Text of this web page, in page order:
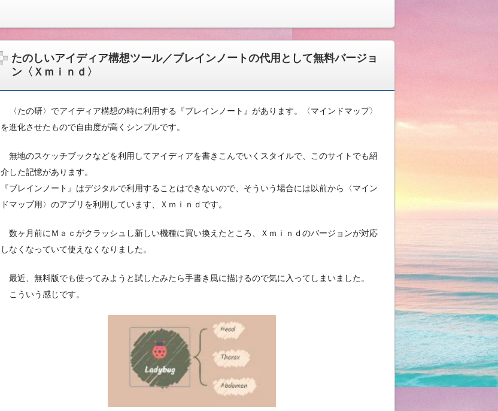
たのしいアイディア構想ツール／ブレインノートの代用として無料バージョ
ン〈Ｘｍｉｎｄ〉
〈たの研〉でアイディア構想の時に利用する『ブレインノート』があります。〈マインドマップ〉
を進化させたもので自由度が高くシンプルです。
無地のスケッチブックなどを利用してアイディアを書きこんでいくスタイルで、このサイトでも紹
介した記憶があります。
『ブレインノート』はデジタルで利用することはできないので、そういう場合には以前から〈マイン
ドマップ用〉のアプリを利用しています、Ｘｍｉｎｄです。
数ヶ月前にＭａｃがクラッシュし新しい機種に買い換えたところ、Ｘｍｉｎｄのバージョンが対応
しなくなっていて使えなくなりました。
最近、無料版でも使ってみようと試したみたら手書き風に描けるので気に入ってしまいました。
こういう感じです。